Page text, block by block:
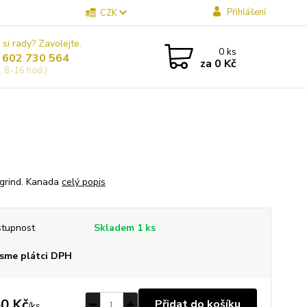
CZK Přihlášení
rady? Zavolejte.
730 564
8-16 hod.)
0ks
za 0 Kč
Kanada celý popis
Skladem 1 ks
plátci DPH